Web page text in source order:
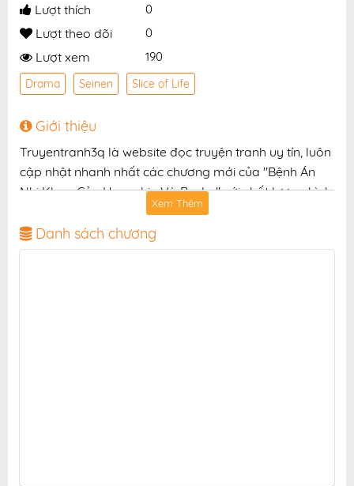
Lượt thích 0
Lượt theo dõi 0
Lượt xem 190
Drama Seinen Slice of Life
Giới thiệu
Truyentranh3q là website đọc truyện tranh uy tín, luôn
cập nhật nhanh nhất các chương mới của "Bệnh Án
Nhi Khoa Của Hanechin Và Bucky" với chất lượng hình
ảnh sắc nét, bản dịch chuẩn và giao diện thân thiện,
mang đến trải nghiệm đọc truyện hấp dẫn, tiện lợi,
hoàn toàn miễn phí cho độc giả yêu thích truyện tranh
Xem Thêm
Danh sách chương